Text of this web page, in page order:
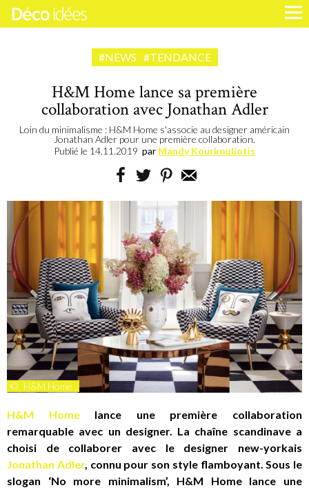
#NEWS #TENDANCE
H&M Home lance sa première
collaboration avec Jonathan Adler
Loin du minimalisme : H&M Home s'associe au designer américain
Jonathan Adler pour une première collaboration.
Publié le 14.11.2019 par Mandy Kourkouliotis
© H&M Home
H&M Homelance une première collaboration
remarquable avec un designer. La chaîne scandinave a
choisi de collaborer avec le designer new-yorkais
Jonathan Adler, connu pour son style flamboyant. Sous le
slogan ‘No more minimalism’, H&M Home lance une